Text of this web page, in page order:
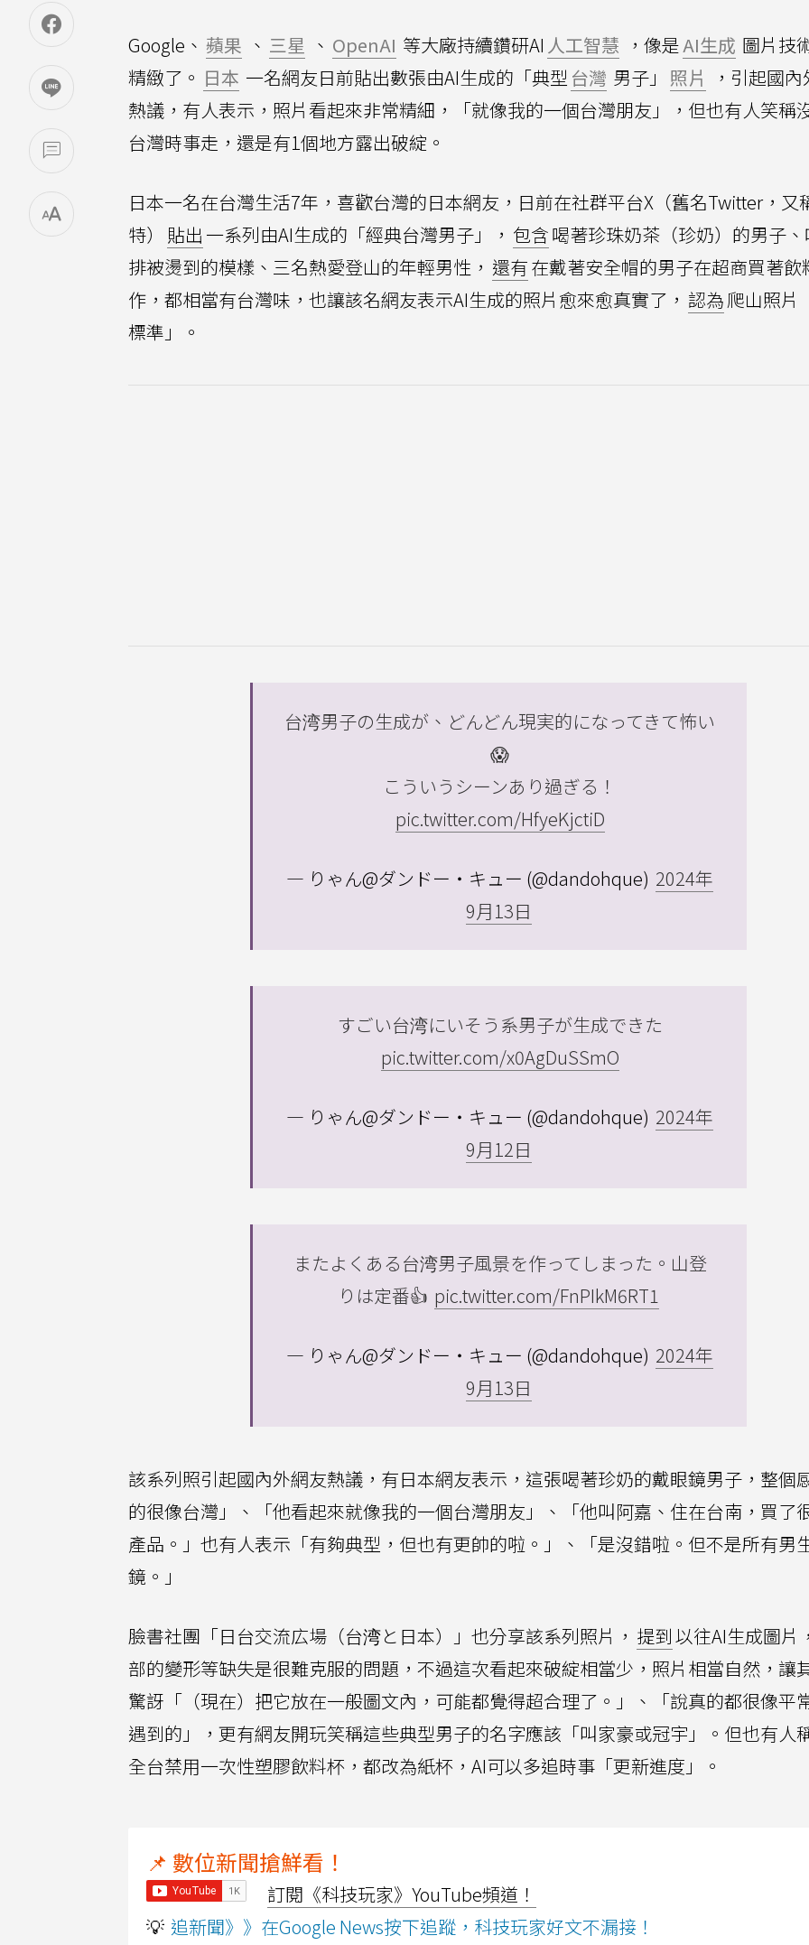
Google、 蘋果 、 三星 、 OpenAI 等大廠持續鑽研AI 人工智慧 ，像是AI生成 圖片技
精緻了。 日本 一名網友日前貼出數張由AI生成的「典型 台灣 男子」 照片
，引起國
熱議，有人表示，照片看起來非常精細，「就像我的一個台灣朋友」，但也有人笑稱
台灣時事走，還是有1個地方露出破綻。
日本一名在台灣生活7年，喜歡台灣的日本網友，日前在社群平台X（舊名Twitter，又
特）
貼出 一系列由AI生成的「經典台灣男子」， 包含喝著珍珠奶茶（珍奶）的男子
排被燙到的模樣、三名熱愛登山的年輕男性， 還有在戴著安全帽的男子在超商買著飲
作，都相當有台灣味，也讓該名網友表示AI生成的照片愈來愈真實了， 認為爬山照片
標準」。
台湾男子の生成が、どんどん現実的になってきて怖い
😱
こういうシーンあり過ぎる！
pic.twitter.com/HfyeKjctiD
— りゃん@ダンドー・キュー (@dandohque) 2024年
9月13日
すごい台湾にいそう系男子が生成できた
pic.twitter.com/x0AgDuSSmO
— りゃん@ダンドー・キュー (@dandohque) 2024年
9月12日
またよくある台湾男子風景を作ってしまった。山登
りは定番👍 pic.twitter.com/FnPIkM6RT1
— りゃん@ダンドー・キュー (@dandohque) 2024年
9月13日
該系列照引起國內外網友熱議，有日本網友表示，這張喝著珍奶的戴眼鏡男子，整個
的很像台灣」、「他看起來就像我的一個台灣朋友」、「他叫阿嘉、住在台南，買了
產品。」也有人表示「有夠典型，但也有更帥的啦。」、「是沒錯啦。但不是所有男
鏡。」
臉書社團「日台交流広場（台湾と日本）」也分享該系列照片， 提到以往AI生成圖片
部的變形等缺失是很難克服的問題，不過這次看起來破綻相當少，照片相當自然，讓
驚訝「（現在）把它放在一般圖文內，可能都覺得超合理了。」、「說真的都很像平
遇到的」，更有網友開玩笑稱這些典型男子的名字應該「叫家豪或冠宇」。但也有人
全台禁用一次性塑膠飲料杯，都改為紙杯，AI可以多追時事「更新進度」。
📌 數位新聞搶鮮看！
訂閱《科技玩家》YouTube頻道！
💡 追新聞》》在Google News按下追蹤，科技玩家好文不漏接！